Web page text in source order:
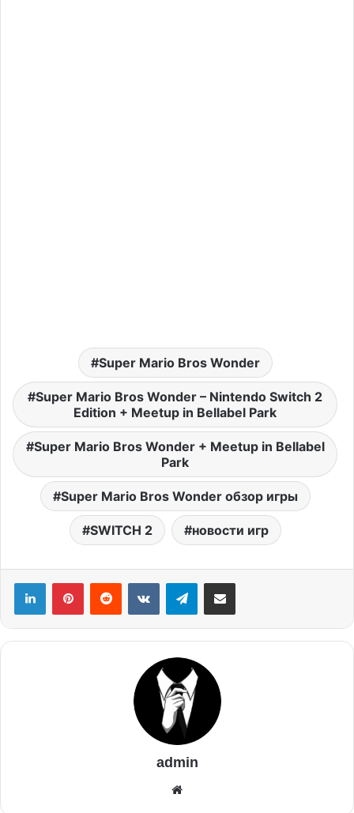
Super Mario Bros Wonder
Super Mario Bros Wonder – Nintendo Switch 2
Edition + Meetup in Bellabel Park
Super Mario Bros Wonder + Meetup in Bellabel
Park
Super Mario Bros Wonder обзор игры
SWITCH 2 новости игр
admin